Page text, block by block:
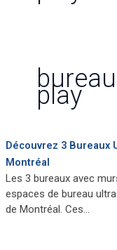
play
Découvrez 3 Bureaux
Montréal
Les 3 bureaux avec
espaces de bureau
de Montréal. Ces…